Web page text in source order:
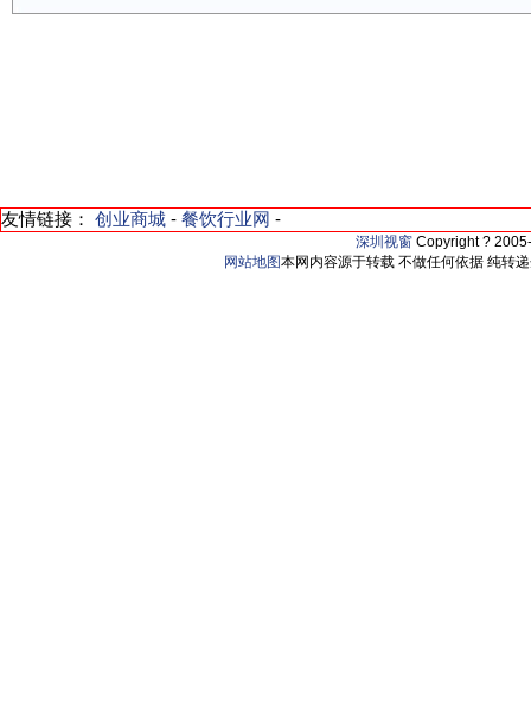
友情链接： 创业商城 - 餐饮行业网 -
深圳视窗 Copyright ?
网站地图本网内容源于转载 不做任何依据 纯转